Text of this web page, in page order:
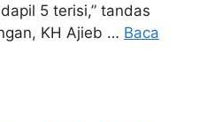
5 terisi,” tandas
KH Ajieb … Baca